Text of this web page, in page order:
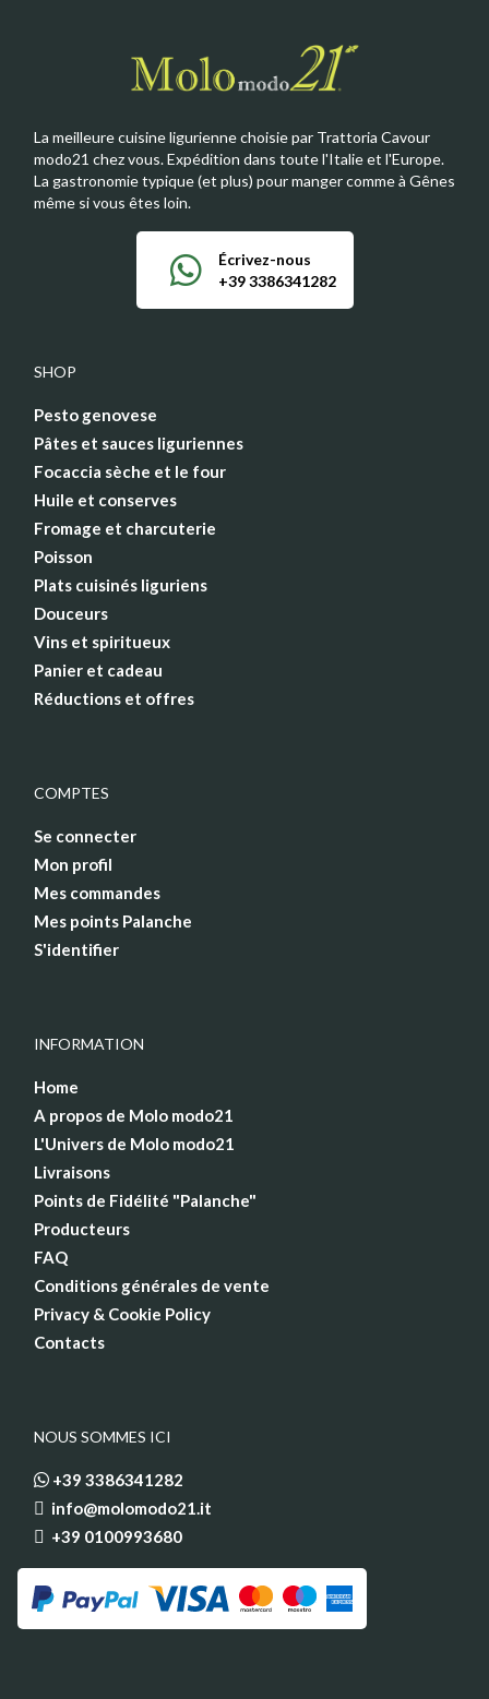
La meilleure cuisine ligurienne choisie par Trattoria Cavour
modo21 chez vous. Expédition dans toute l'Italie et l'Europe.
La gastronomie typique (et plus) pour manger comme à Gênes
même si vous êtes loin.
Écrivez-nous
+39 3386341282
SHOP
Pesto genovese
Pâtes et sauces liguriennes
Focaccia sèche et le four
Huile et conserves
Fromage et charcuterie
Poisson
Plats cuisinés liguriens
Douceurs
Vins et spiritueux
Panier et cadeau
Réductions et offres
COMPTES
Se connecter
Mon profil
Mes commandes
Mes points Palanche
S'identifier
INFORMATION
Home
A propos de Molo modo21
L'Univers de Molo modo21
Livraisons
Points de Fidélité "Palanche"
Producteurs
FAQ
Conditions générales de vente
Privacy & Cookie Policy
Contacts
NOUS SOMMES ICI
+39 3386341282
info@molomodo21.it
+39 0100993680